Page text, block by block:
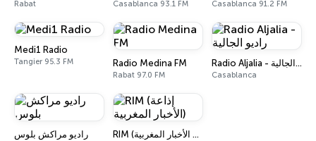
Rabat Casablanca 93.1 FM Casablanca 91.2 FM
Medi1 Radio
Tangier 95.3 FM Radio Medina FM
Rabat 97.0 FM
Radio Aljalia - راديو الجالية
Casablanca
راديو مراكش بلوس RIM (إذاعة الأخبار المغربية)